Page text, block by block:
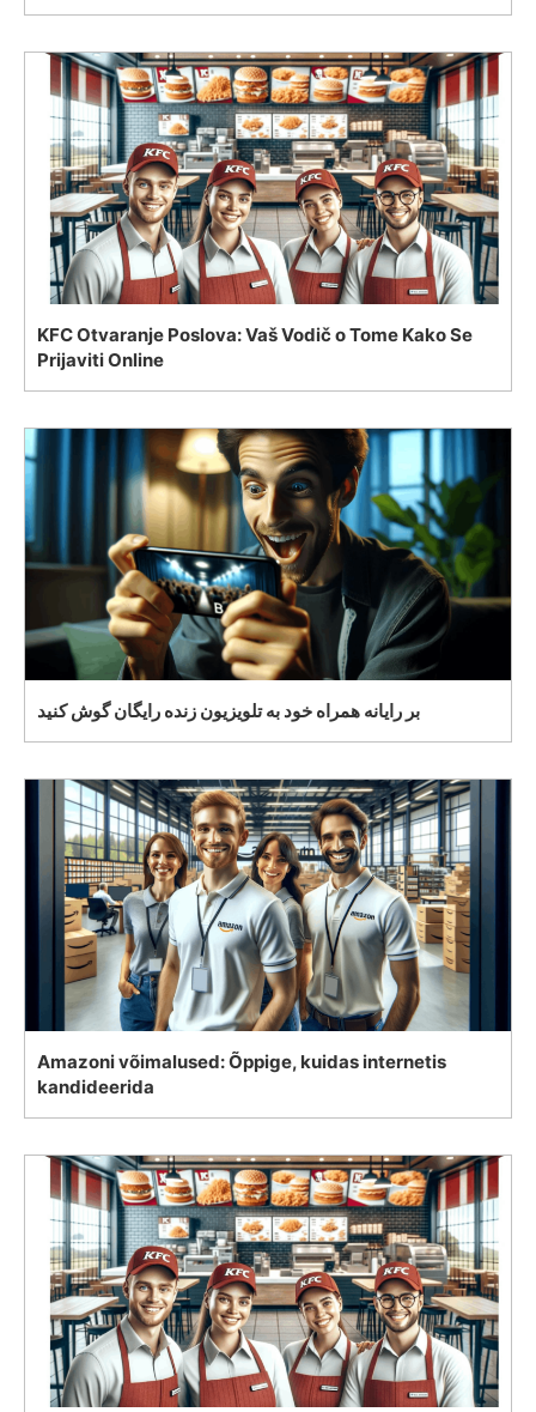
KFC Otvaranje Poslova: Vaš Vodič o Tome Kako Se
Prijaviti Online
بر رایانه همراه خود به تلویزیون زنده رایگان گوش کنید
Amazoni võimalused: Õppige, kuidas internetis
kandideerida